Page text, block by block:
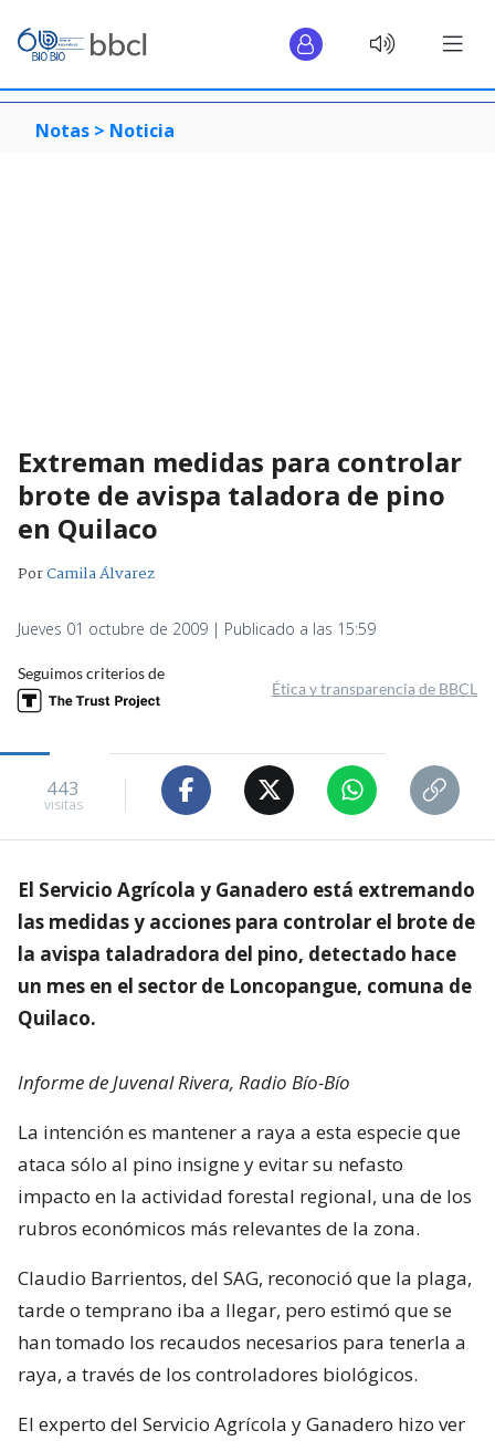
Notas > Noticia
Extreman medidas para controlar
brote de avispa taladora de pino
en Quilaco
PorCamila Álvarez
Jueves 01 octubre de 2009 | Publicado a las 15:59
Seguimos criterios de
Ética y transparencia de BBCL
443
visitas
El Servicio Agrícola y Ganadero está extremando
las medidas y acciones para controlar el brote de
la avispa taladradora del pino, detectado hace
un mes en el sector de Loncopangue, comuna de
Quilaco.
Informe de Juvenal Rivera, Radio Bío-Bío
La intención es mantener a raya a esta especie que
ataca sólo al pino insigne y evitar su nefasto
impacto en la actividad forestal regional, una de los
rubros económicos más relevantes de la zona.
Claudio Barrientos, del SAG, reconoció que la plaga,
tarde o temprano iba a llegar, pero estimó que se
han tomado los recaudos necesarios para tenerla a
raya, a través de los controladores biológicos.
El experto del Servicio Agrícola y Ganadero hizo ver